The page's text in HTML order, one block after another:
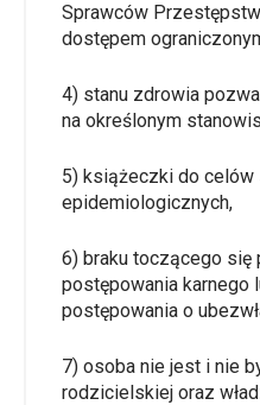
Sprawców
dostępem
4) stanu zdrowia
na określonym
5) książeczki do celów
epidemiologicznych,
6) braku toczącego
postępowania karnego
postępowania o
7) osoba nie jest i nie
rodzicielskiej oraz